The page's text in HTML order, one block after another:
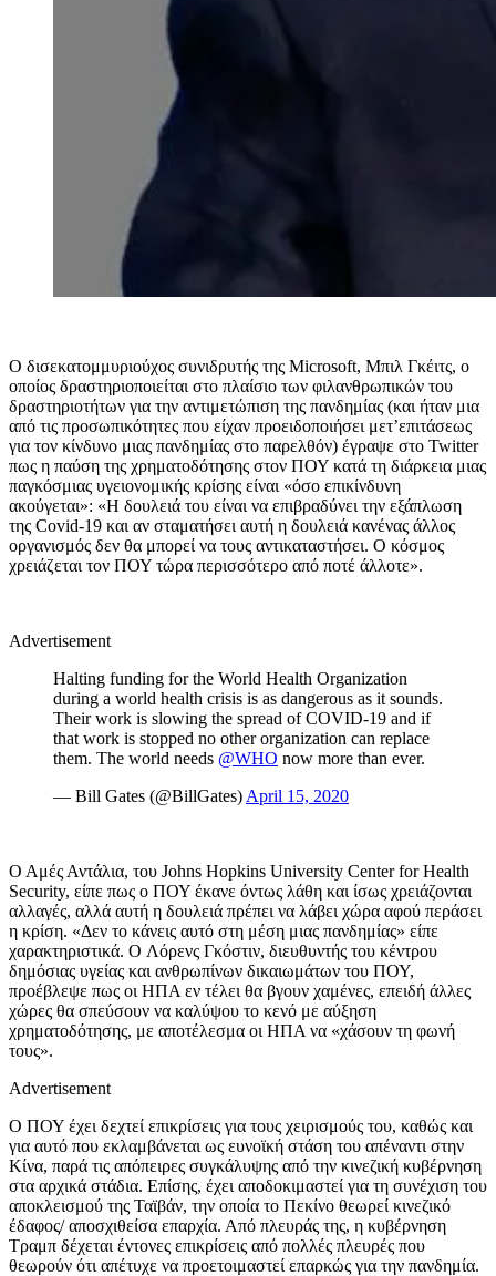
O δισεκατομμυριούχος συνιδρυτής της Microsoft, Μπιλ Γκέιτς, ο
οποίος δραστηριοποιείται στο πλαίσιο των φιλανθρωπικών του
δραστηριοτήτων για την αντιμετώπιση της πανδημίας (και ήταν μια
από τις προσωπικότητες που είχαν προειδοποιήσει μετ’επιτάσεως
για τον κίνδυνο μιας πανδημίας στο παρελθόν) έγραψε στο Twitter
πως η παύση της χρηματοδότησης στον ΠΟΥ κατά τη διάρκεια μιας
παγκόσμιας υγειονομικής κρίσης είναι «όσο επικίνδυνη
ακούγεται»: «Η δουλειά του είναι να επιβραδύνει την εξάπλωση
της Covid-19 και αν σταματήσει αυτή η δουλειά κανένας άλλος
οργανισμός δεν θα μπορεί να τους αντικαταστήσει. Ο κόσμος
χρειάζεται τον ΠΟΥ τώρα περισσότερο από ποτέ άλλοτε».
Advertisement
Halting funding for the World Health Organization
during a world health crisis is as dangerous as it sounds.
Their work is slowing the spread of COVID-19 and if
that work is stopped no other organization can replace
them. The world needs @WHO now more than ever.
— Bill Gates (@BillGates) April 15, 2020
Ο Αμές Αντάλια, του Johns Hopkins University Center for Health
Security, είπε πως ο ΠΟΥ έκανε όντως λάθη και ίσως χρειάζονται
αλλαγές, αλλά αυτή η δουλειά πρέπει να λάβει χώρα αφού περάσει
η κρίση. «Δεν το κάνεις αυτό στη μέση μιας πανδημίας» είπε
χαρακτηριστικά. O Λόρενς Γκόστιν, διευθυντής του κέντρου
δημόσιας υγείας και ανθρωπίνων δικαιωμάτων του ΠΟΥ,
προέβλεψε πως οι ΗΠΑ εν τέλει θα βγουν χαμένες, επειδή άλλες
χώρες θα σπεύσουν να καλύψου το κενό με αύξηση
χρηματοδότησης, με αποτέλεσμα οι ΗΠΑ να «χάσουν τη φωνή
τους».
Advertisement
Ο ΠΟΥ έχει δεχτεί επικρίσεις για τους χειρισμούς του, καθώς και
για αυτό που εκλαμβάνεται ως ευνοϊκή στάση του απέναντι στην
Κίνα, παρά τις απόπειρες συγκάλυψης από την κινεζική κυβέρνηση
στα αρχικά στάδια. Επίσης, έχει αποδοκιμαστεί για τη συνέχιση του
αποκλεισμού της Ταϊβάν, την οποία το Πεκίνο θεωρεί κινεζικό
έδαφος/ αποσχιθείσα επαρχία. Από πλευράς της, η κυβέρνηση
Τραμπ δέχεται έντονες επικρίσεις από πολλές πλευρές που
θεωρούν ότι απέτυχε να προετοιμαστεί επαρκώς για την πανδημία.